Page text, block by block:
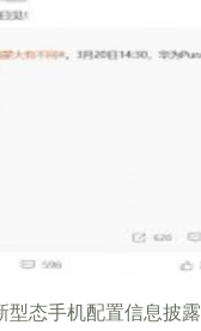
型态手机配置信息披露